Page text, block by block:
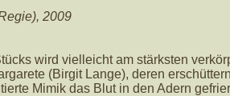
2009
wird vielleicht am stärksten
(Birgit Lange), deren
Mimik das Blut in den Adern